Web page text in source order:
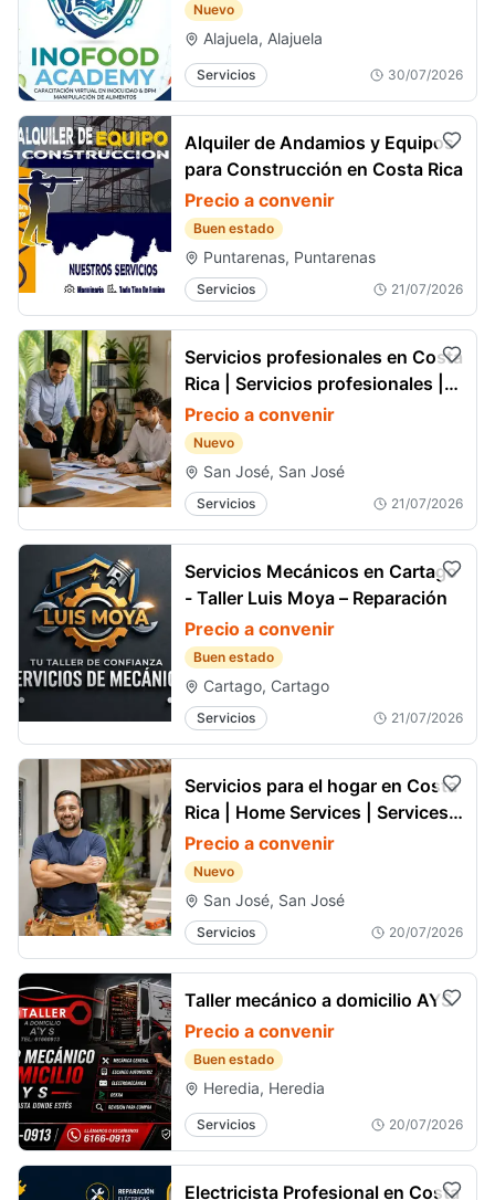
Nuevo
Alajuela, Alajuela
Servicios 30/07/2026
Alquiler de Andamios y Equipos
para Construcción en Costa Rica
Precio a convenir
Buen estado
Puntarenas, Puntarenas
Servicios 21/07/2026
Servicios profesionales en Costa
Rica | Servicios profesionales |
Servicios
Precio a convenir
Nuevo
San José, San José
Servicios 21/07/2026
Servicios Mecánicos en Cartago
- Taller Luis Moya – Reparación
Precio a convenir
Buen estado
Cartago, Cartago
Servicios 21/07/2026
Servicios para el hogar en Costa
Rica | Home Services | Services à
domicile
Precio a convenir
Nuevo
San José, San José
Servicios 20/07/2026
Taller mecánico a domicilio AYS
Precio a convenir
Buen estado
Heredia, Heredia
Servicios 20/07/2026
Electricista Profesional en Costa